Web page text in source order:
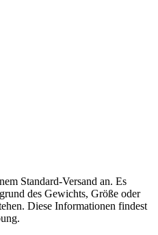
Standard-Versand an. Es
des Gewichts, Größe oder
Diese Informationen findest